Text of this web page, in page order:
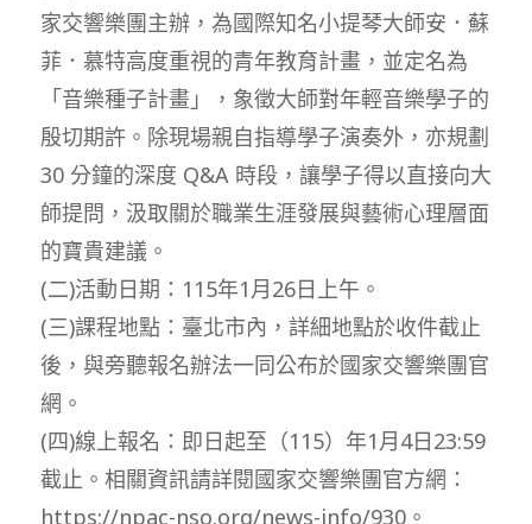
家交響樂團主辦，為國際知名小提琴大師安．蘇
菲．慕特高度重視的青年教育計畫，並定名為
「音樂種子計畫」，象徵大師對年輕音樂學子的
殷切期許。除現場親自指導學子演奏外，亦規劃
30 分鐘的深度 Q&A 時段，讓學子得以直接向大
師提問，汲取關於職業生涯發展與藝術心理層面
的寶貴建議。
(二)活動日期：115年1月26日上午。
(三)課程地點：臺北市內，詳細地點於收件截止
後，與旁聽報名辦法一同公布於國家交響樂團官
網。
(四)線上報名：即日起至（115）年1月4日23:59
截止。相關資訊請詳閱國家交響樂團官方網：
https://npac-nso.org/news-info/930。